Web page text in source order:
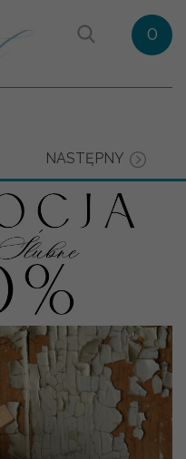
0
NASTĘPNY